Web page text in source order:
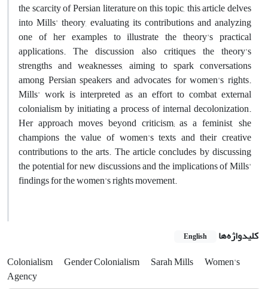
the scarcity of Persian literature on this topic, this article delves
into Mills' theory, evaluating its contributions and analyzing
one of her examples to illustrate the theory's practical
applications. The discussion also critiques the theory's
strengths and weaknesses, aiming to spark conversations
among Persian speakers and advocates for women's rights.
Mills' work is interpreted as an effort to combat external
colonialism by initiating a process of internal decolonization.
Her approach moves beyond criticism; as a feminist, she
champions the value of women's texts and their creative
contributions to the arts. The article concludes by discussing
the potential for new discussions and the implications of Mills'
findings for the women's rights movement.
کلیدواژه‌ها English
Colonialism Gender Colonialism Sarah Mills
Women's
Agency